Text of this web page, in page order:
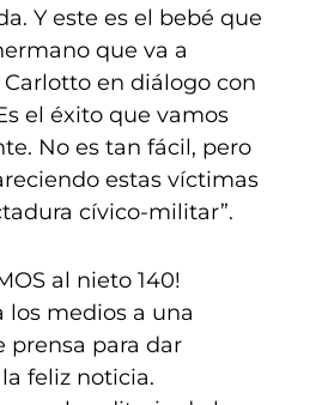
Y este es el bebé que
que va a
en diálogo con
el éxito que vamos
No es tan fácil, pero
estas víctimas
cívico-militar”.
al nieto 140!
los medios a una
prensa para dar
feliz noticia.